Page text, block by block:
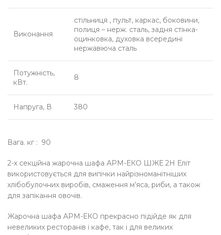
Виконання
стільниця , пульт, каркас, боковини,
полиця – нерж. сталь, задня стінка-
оцинковка, духовка всередині
нержавіюча сталь
Потужність,
кВт.
8
Напруга, В 380
Вага. кг : 90
2-х секційна жарочна шафа АРМ-ЕКО ШЖЕ 2Н Еліт
використовується для випічки найрізноманітніших
хлібобулочних виробів, смаження м’яса, риби, а також
для запікання овочів.
Жарочна шафа АРМ-ЕКО прекрасно підійде як для
невеликих ресторанів і кафе, так і для великих